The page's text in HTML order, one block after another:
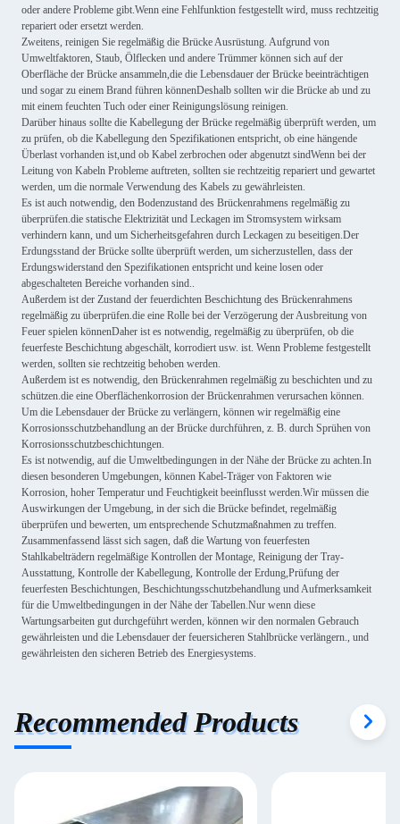
oder andere Probleme gibt.Wenn eine Fehlfunktion festgestellt wird, muss rechtzeitig
repariert oder ersetzt werden.
Zweitens, reinigen Sie regelmäßig die Brücke Ausrüstung. Aufgrund von
Umweltfaktoren, Staub, Ölflecken und andere Trümmer können sich auf der
Oberfläche der Brücke ansammeln,die die Lebensdauer der Brücke beeinträchtigen
und sogar zu einem Brand führen könnenDeshalb sollten wir die Brücke ab und zu
mit einem feuchten Tuch oder einer Reinigungslösung reinigen.
Darüber hinaus sollte die Kabellegung der Brücke regelmäßig überprüft werden, um
zu prüfen, ob die Kabellegung den Spezifikationen entspricht, ob eine hängende
Überlast vorhanden ist,und ob Kabel zerbrochen oder abgenutzt sindWenn bei der
Leitung von Kabeln Probleme auftreten, sollten sie rechtzeitig repariert und gewartet
werden, um die normale Verwendung des Kabels zu gewährleisten.
Es ist auch notwendig, den Bodenzustand des Brückenrahmens regelmäßig zu
überprüfen.die statische Elektrizität und Leckagen im Stromsystem wirksam
verhindern kann, und um Sicherheitsgefahren durch Leckagen zu beseitigen.Der
Erdungsstand der Brücke sollte überprüft werden, um sicherzustellen, dass der
Erdungswiderstand den Spezifikationen entspricht und keine losen oder
abgeschalteten Bereiche vorhanden sind..
Außerdem ist der Zustand der feuerdichten Beschichtung des Brückenrahmens
regelmäßig zu überprüfen.die eine Rolle bei der Verzögerung der Ausbreitung von
Feuer spielen könnenDaher ist es notwendig, regelmäßig zu überprüfen, ob die
feuerfeste Beschichtung abgeschält, korrodiert usw. ist. Wenn Probleme festgestellt
werden, sollten sie rechtzeitig behoben werden.
Außerdem ist es notwendig, den Brückenrahmen regelmäßig zu beschichten und zu
schützen.die eine Oberflächenkorrosion der Brückenrahmen verursachen können.
Um die Lebensdauer der Brücke zu verlängern, können wir regelmäßig eine
Korrosionsschutzbehandlung an der Brücke durchführen, z. B. durch Sprühen von
Korrosionsschutzbeschichtungen.
Es ist notwendig, auf die Umweltbedingungen in der Nähe der Brücke zu achten.In
diesen besonderen Umgebungen, können Kabel-Träger von Faktoren wie
Korrosion, hoher Temperatur und Feuchtigkeit beeinflusst werden.Wir müssen die
Auswirkungen der Umgebung, in der sich die Brücke befindet, regelmäßig
überprüfen und bewerten, um entsprechende Schutzmaßnahmen zu treffen.
Zusammenfassend lässt sich sagen, daß die Wartung von feuerfesten
Stahlkabelträdern regelmäßige Kontrollen der Montage, Reinigung der Tray-
Ausstattung, Kontrolle der Kabellegung, Kontrolle der Erdung,Prüfung der
feuerfesten Beschichtungen, Beschichtungsschutzbehandlung und Aufmerksamkeit
für die Umweltbedingungen in der Nähe der Tabellen.Nur wenn diese
Wartungsarbeiten gut durchgeführt werden, können wir den normalen Gebrauch
gewährleisten und die Lebensdauer der feuersicheren Stahlbrücke verlängern., und
gewährleisten den sicheren Betrieb des Energiesystems.
Recommended Products